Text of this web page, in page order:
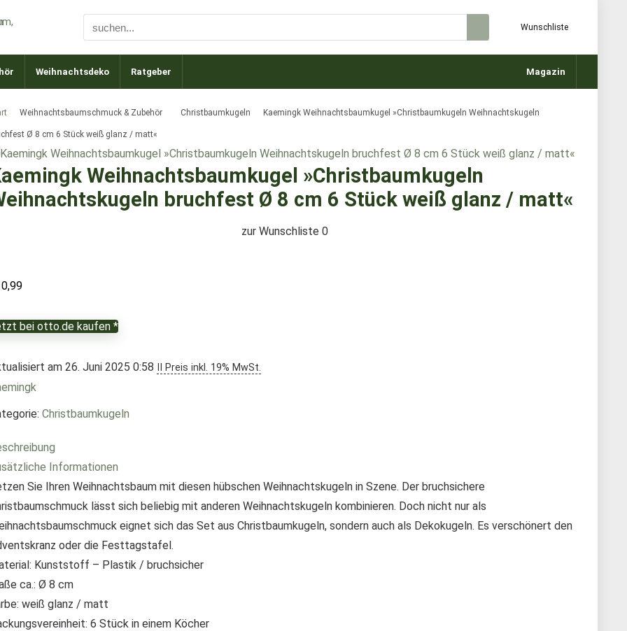
Wunschliste
Weihnachtsdeko Ratgeber Magazin
Weihnachtsbaumschmuck & Zubehör Christbaumkugeln Kaemingk Weihnachtsbaumkugel »Christbaumkugeln Weihnachtskugeln
Ø 8 cm 6 Stück weiß glanz / matt«
Weihnachtsbaumkugel »Christbaumkugeln
bruchfest Ø 8 cm 6 Stück weiß glanz / matt«
zur Wunschliste 0
bei otto.de kaufen *
am 26. Juni 2025 0:58 II Preis inkl. 19% MwSt.
Christbaumkugeln
Informationen
Sie Ihren Weihnachtsbaum mit diesen hübschen Weihnachtskugeln in Szene. Der bruchsichere
lässt sich beliebig mit anderen Weihnachtskugeln kombinieren. Doch nicht nur als
eignet sich das Set aus Christbaumkugeln, sondern auch als Dekokugeln. Es verschönert den
oder die Festtagstafel.
Kunststoff – Plastik / bruchsicher
ca.: Ø 8 cm
weiß glanz / matt
6 Stück in einem Köcher